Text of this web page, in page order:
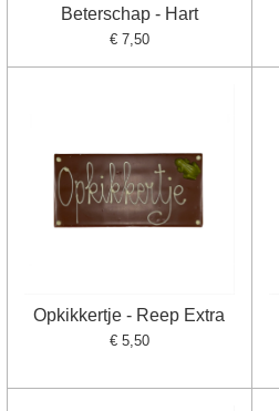
Beterschap - Hart
€ 7,50
Opkikkertje - Reep Extra
€ 5,50